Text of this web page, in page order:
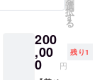
タオル
+限定
バッグ
+限定T
シャツ
+限定
選
択
す
る
200
,00
0 円
残り1